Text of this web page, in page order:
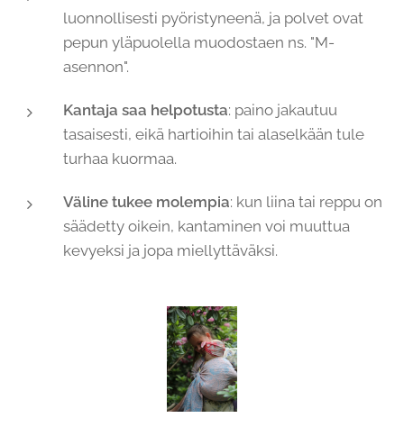
luonnollisesti pyöristyneenä, ja polvet ovat
pepun yläpuolella muodostaen ns. "M-
asennon".
Kantaja saa helpotusta: paino jakautuu
tasaisesti, eikä hartioihin tai alaselkään tule
turhaa kuormaa.
Väline tukee molempia: kun liina tai reppu on
säädetty oikein, kantaminen voi muuttua
kevyeksi ja jopa miellyttäväksi.